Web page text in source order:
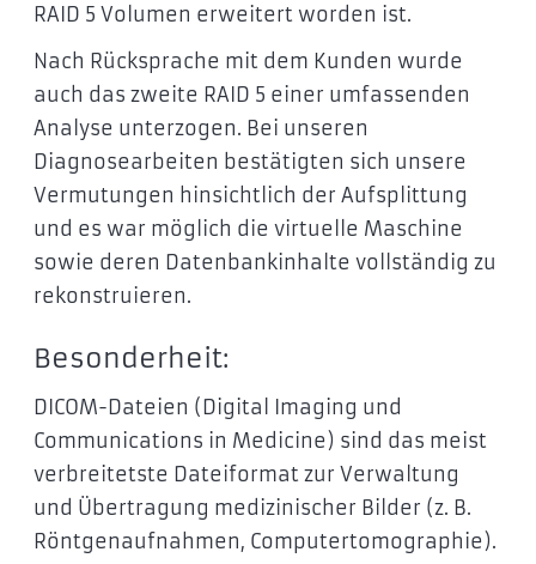
RAID 5 Volumen erweitert worden ist.
Nach Rücksprache mit dem Kunden wurde
auch das zweite RAID 5 einer umfassenden
Analyse unterzogen. Bei unseren
Diagnosearbeiten bestätigten sich unsere
Vermutungen hinsichtlich der Aufsplittung
und es war möglich die virtuelle Maschine
sowie deren Datenbankinhalte vollständig zu
rekonstruieren.
Besonderheit:
DICOM-Dateien (Digital Imaging und
Communications in Medicine) sind das meist
verbreitetste Dateiformat zur Verwaltung
und Übertragung medizinischer Bilder (z. B.
Röntgenaufnahmen, Computertomographie).